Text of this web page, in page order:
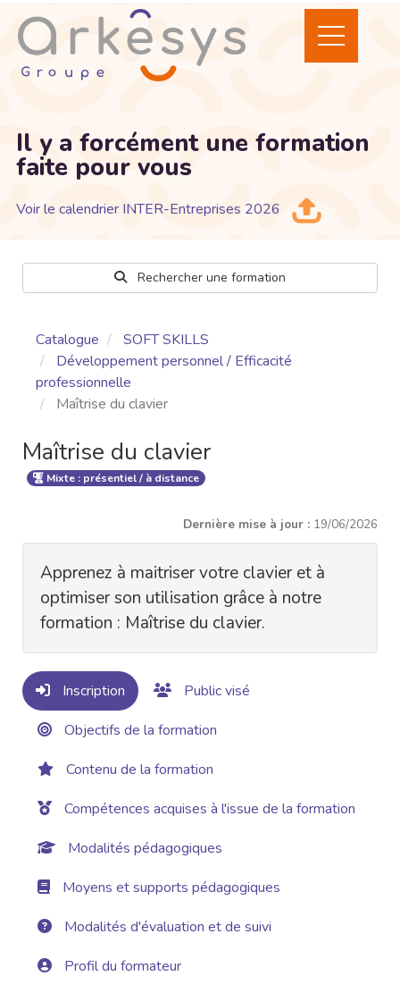
Il y a forcément une formation
faite pour vous
Voir le calendrier INTER-Entreprises 2026
Rechercher une formation
Catalogue
SOFT SKILLS
Développement personnel / Efficacité
professionnelle
Maîtrise du clavier
Maîtrise du clavier
Mixte : présentiel / à distance
Dernière mise à jour : 19/06/2026
Apprenez à maitriser votre clavier et à
optimiser son utilisation grâce à notre
formation : Maîtrise du clavier.
Inscription
Public visé
Objectifs de la formation
Contenu de la formation
Compétences acquises à l'issue de la formation
Modalités pédagogiques
Moyens et supports pédagogiques
Modalités d'évaluation et de suivi
Profil du formateur